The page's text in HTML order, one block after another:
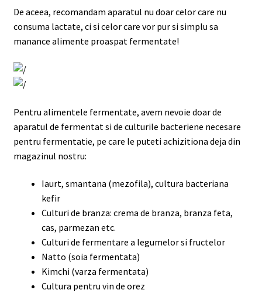
De aceea, recomandam aparatul nu doar celor care nu
consuma lactate, ci si celor care vor pur si simplu sa
manance alimente proaspat fermentate!
Pentru alimentele fermentate, avem nevoie doar de
aparatul de fermentat si de culturile bacteriene necesare
pentru fermentatie, pe care le puteti achizitiona deja din
magazinul nostru:
Iaurt, smantana (mezofila), cultura bacteriana
kefir
Culturi de branza: crema de branza, branza feta,
cas, parmezan etc.
Culturi de fermentare a legumelor si fructelor
Natto (soia fermentata)
Kimchi (varza fermentata)
Cultura pentru vin de orez